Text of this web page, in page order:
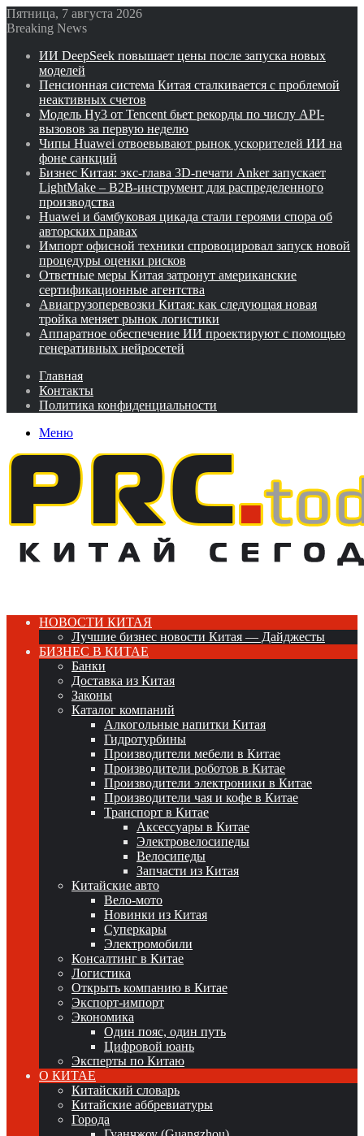
Пятница, 7 августа 2026
Breaking News
ИИ DeepSeek повышает цены после запуска новых
моделей
Пенсионная система Китая сталкивается с проблемой
неактивных счетов
Модель Hy3 от Tencent бьет рекорды по числу API-
вызовов за первую неделю
Чипы Huawei отвоевывают рынок ускорителей ИИ на
фоне санкций
Бизнес Китая: экс-глава 3D-печати Anker запускает
LightMake – B2B-инструмент для распределенного
производства
Huawei и бамбуковая цикада стали героями спора об
авторских правах
Импорт офисной техники спровоцировал запуск новой
процедуры оценки рисков
Ответные меры Китая затронут американские
сертификационные агентства
Авиагрузоперевозки Китая: как следующая новая
тройка меняет рынок логистики
Аппаратное обеспечение ИИ проектируют с помощью
генеративных нейросетей
Главная
Контакты
Политика конфиденциальности
Меню
НОВОСТИ КИТАЯ
Лучшие бизнес новости Китая — Дайджесты
БИЗНЕС В КИТАЕ
Банки
Доставка из Китая
Законы
Каталог компаний
Алкогольные напитки Китая
Гидротурбины
Производители мебели в Китае
Производители роботов в Китае
Производители электроники в Китае
Производители чая и кофе в Китае
Транспорт в Китае
Аксессуары в Китае
Электровелосипеды
Велосипеды
Запчасти из Китая
Китайские авто
Вело-мото
Новинки из Китая
Суперкары
Электромобили
Консалтинг в Китае
Логистика
Открыть компанию в Китае
Экспорт-импорт
Экономика
Один пояс, один путь
Цифровой юань
Эксперты по Китаю
О КИТАЕ
Китайский словарь
Китайские аббревиатуры
Города